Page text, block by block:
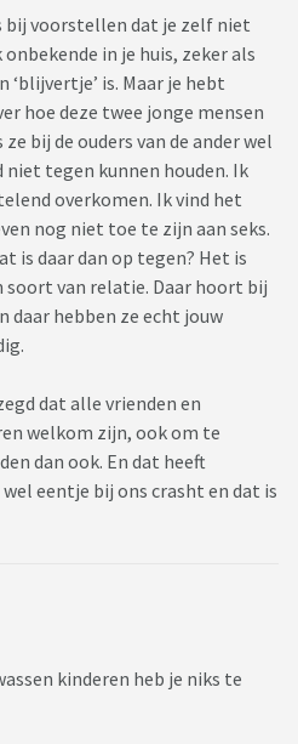
bij voorstellen dat je zelf niet
in je huis, zeker als
is. Maar je hebt
hoe deze twee jonge mensen
bij de ouders van de ander wel
tegen kunnen houden. Ik
overkomen. Ik vind het
nog niet toe te zijn aan seks.
is daar dan op tegen? Het is
soort van relatie. Daar hoort bij
daar hebben ze echt jouw
dat alle vrienden en
welkom zijn, ook om te
dan ook. En dat heeft
eentje bij ons crasht en dat is
kinderen heb je niks te